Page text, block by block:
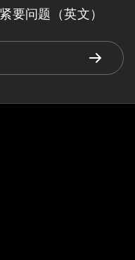
要问题（英文）